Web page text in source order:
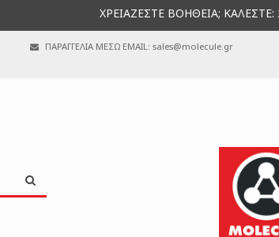
ΧΡΕΙΑΖΕΣΤΕ ΒΟΗΘΕΙΑ; ΚΑΛΕΣΤΕ:
ΠΑΡΑΓΓΕΛΙΑ ΜΕΣΩ EMAIL: sales@molecule.gr